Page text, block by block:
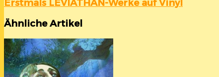
Erstmals LEVIATHAN-Werke auf Vinyl
Ähnliche Artikel